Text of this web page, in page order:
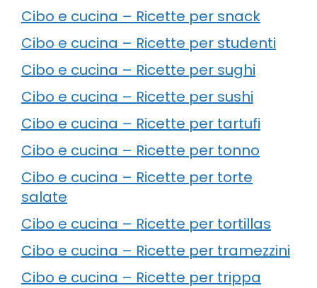
Cibo e cucina – Ricette per snack
Cibo e cucina – Ricette per studenti
Cibo e cucina – Ricette per sughi
Cibo e cucina – Ricette per sushi
Cibo e cucina – Ricette per tartufi
Cibo e cucina – Ricette per tonno
Cibo e cucina – Ricette per torte
salate
Cibo e cucina – Ricette per tortillas
Cibo e cucina – Ricette per tramezzini
Cibo e cucina – Ricette per trippa